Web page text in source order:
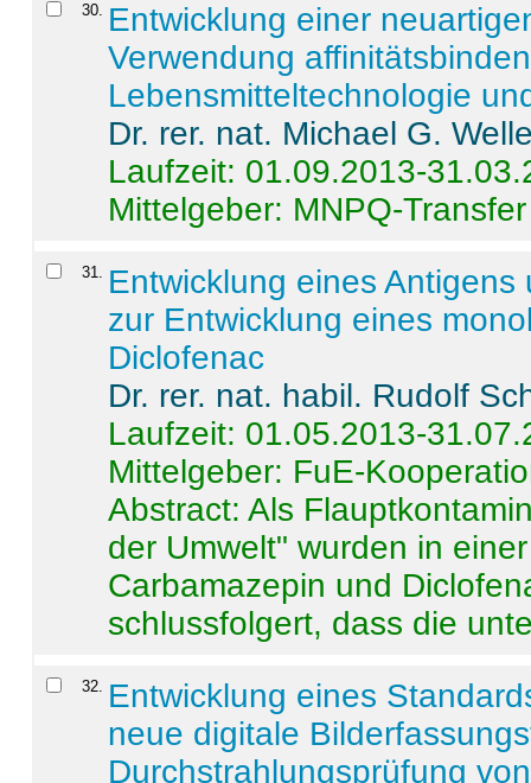
30. Entwicklung einer
Verwendung
Lebensmitteltechnologie
Dr. rer. nat. Michael G.
Laufzeit: 01.09.2013-
Mittelgeber: MNPQ-Transfer
31. Entwicklung eines
zur Entwicklung eines
Diclofenac
Dr. rer. nat. habil. Rudolf
Laufzeit: 01.05.2013-
Mittelgeber: FuE-
Abstract:Als
der Umwelt" wurden in
Carbamazepin und
schlussfolgert, dass die
32. Entwicklung eines
neue digitale
Durchstrahlungsprüfung